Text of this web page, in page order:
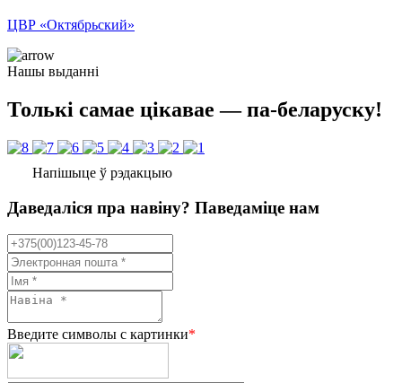
ЦВР «Октябрьский»
Нашы выданні
Толькі самае цікавае — па-беларуску!
Напішыце ў рэдакцыю
Даведаліся пра навіну? Паведаміце нам
Введите символы с картинки*